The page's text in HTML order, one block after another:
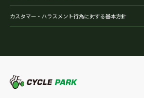
カスタマー・ハラスメント行為に対する基本方針